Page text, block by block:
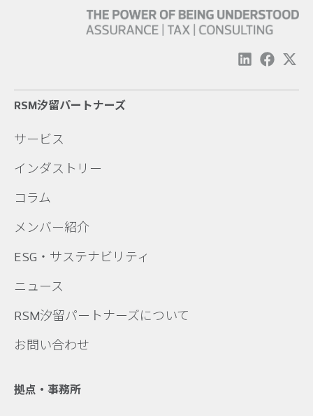
RSM汐留パートナーズ
サービス
インダストリー
コラム
メンバー紹介
ESG・サステナビリティ
ニュース
RSM汐留パートナーズについて
お問い合わせ
拠点・事務所